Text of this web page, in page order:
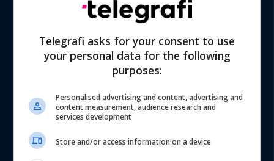
Telegrafi asks for your consent to use
your personal data for the following
purposes:
Personalised advertising and content, advertising and
content measurement, audience research and
services development
Store and/or access information on a device